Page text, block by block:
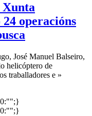
Xunta
24 operacións
José Manuel Balseiro,
helicóptero de
traballadores e »